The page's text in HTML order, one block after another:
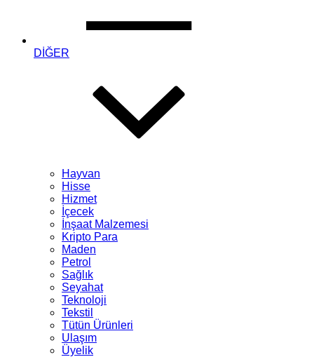
DİĞER
Hayvan
Hisse
Hizmet
İçecek
İnşaat Malzemesi
Kripto Para
Maden
Petrol
Sağlık
Seyahat
Teknoloji
Tekstil
Tütün Ürünleri
Ulaşım
Üyelik